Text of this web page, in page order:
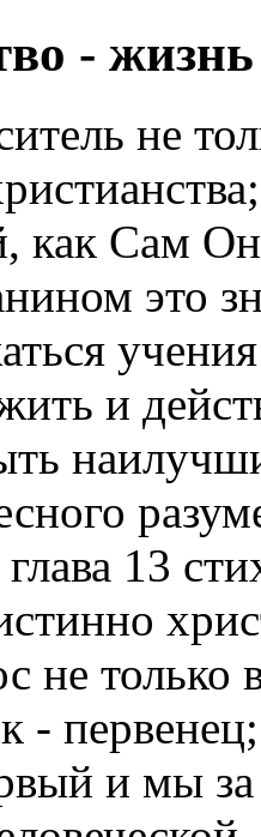
-
не
как Сам
это
и
13
не
-
и мы